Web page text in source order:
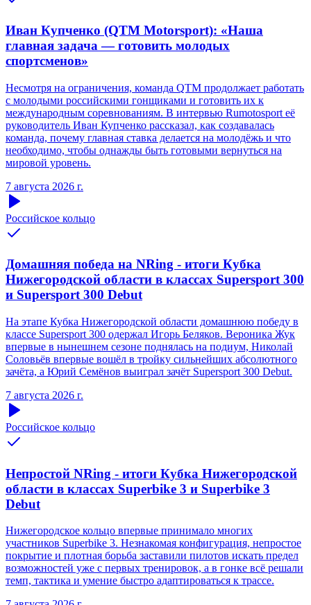
Иван Купченко (QTM Motorsport): «Наша
главная задача — готовить молодых
спортсменов»
Несмотря на ограничения, команда QTM продолжает работать
с молодыми российскими гонщиками и готовить их к
международным соревнованиям. В интервью Rumotosport её
руководитель Иван Купченко рассказал, как создавалась
команда, почему главная ставка делается на молодёжь и что
необходимо, чтобы однажды быть готовыми вернуться на
мировой уровень.
7 августа 2026 г.
Российское кольцо
Домашняя победа на NRing - итоги Кубка
Нижегородской области в классах Supersport 300
и Supersport 300 Debut
На этапе Кубка Нижегородской области домашнюю победу в
классе Supersport 300 одержал Игорь Беляков. Вероника Жук
впервые в нынешнем сезоне поднялась на подиум, Николай
Соловьёв впервые вошёл в тройку сильнейших абсолютного
зачёта, а Юрий Семёнов выиграл зачёт Supersport 300 Debut.
7 августа 2026 г.
Российское кольцо
Непростой NRing - итоги Кубка Нижегородской
области в классах Superbike 3 и Superbike 3
Debut
Нижегородское кольцо впервые принимало многих
участников Superbike 3. Незнакомая конфигурация, непростое
покрытие и плотная борьба заставили пилотов искать предел
возможностей уже с первых тренировок, а в гонке всё решали
темп, тактика и умение быстро адаптироваться к трассе.